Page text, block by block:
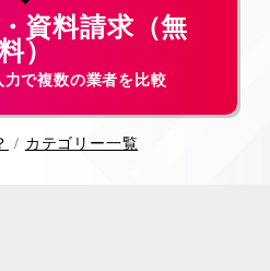
資料請求（無
）
で複数の業者を比較
カテゴリー一覧